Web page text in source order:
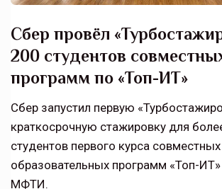
Сбер провёл
200 студентов
программ по «Топ-ИТ»
Сбер запустил первую
краткосрочную стажировку для
студентов первого курса совместных
образовательных программ «Топ-
МФТИ.